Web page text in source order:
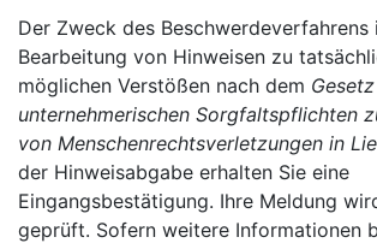
Der Zweck des Beschwerdeverfahrens
Bearbeitung von Hinweisen zu
möglichen Verstößen nach dem
unternehmerischen Sorgfaltspflichten
von Menschenrechtsverletzungen in
der Hinweisabgabe erhalten Sie eine
Eingangsbestätigung. Ihre Meldung
geprüft. Sofern weitere Informationen